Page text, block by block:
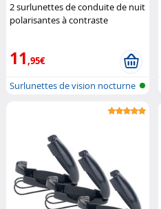
2 surlunettes de conduite de nuit
polarisantes à contraste
11,95€
Surlunettes de vision nocturne